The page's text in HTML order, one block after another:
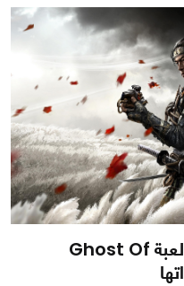
لهذه الأسباب .. يجب أن تخلق لعبة Ghost Of